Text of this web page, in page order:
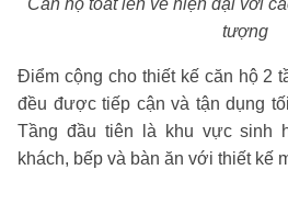
Căn hộ toát lên vẻ hiện đại với
tượng
Điểm cộng cho thiết kế căn hộ 2
đều được tiếp cận và tận dụng
Tầng đầu tiên là khu vực sinh
khách, bếp và bàn ăn với thiết kế